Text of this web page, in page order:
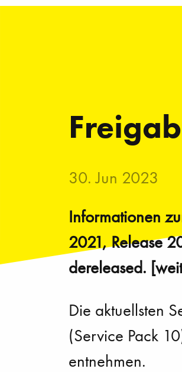
30. Jun 2023
Informationen
2021, Release
dereleased.
Die aktuellsten
(Service Pack
entnehmen.